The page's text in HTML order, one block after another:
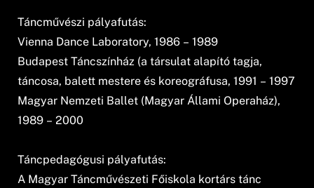
Táncművészi pályafutás:
Vienna Dance Laboratory, 1986 – 1989
Budapest Táncszínház (a társulat alapító tagja,
táncosa, balett mestere és koreográfusa, 1991 – 1997
Magyar Nemzeti Ballet (Magyar Állami Operaház),
1989 – 2000
Táncpedagógusi pályafutás:
A Magyar Táncművészeti Főiskola kortárs tánc